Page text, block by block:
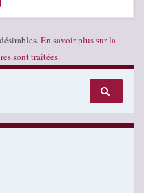
En savoir plus sur la
sont traitées.